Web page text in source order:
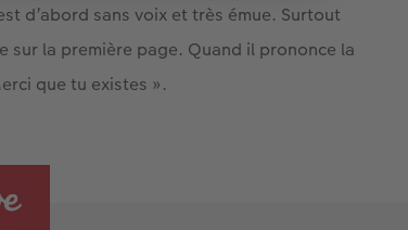
d’abord sans voix et très émue. Surtout
sur la première page. Quand il prononce la
que tu existes ».